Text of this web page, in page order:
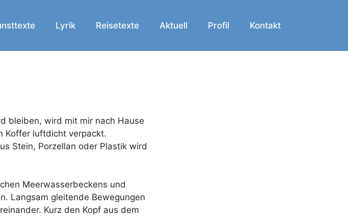
Lyrik Reisetexte Aktuell Profil Kontakt
bleiben, wird mit mir nach Hause
Koffer luftdicht verpackt.
Stein, Porzellan oder Plastik wird
Meerwasserbeckens und
Langsam gleitende Bewegungen
Kurz den Kopf aus dem